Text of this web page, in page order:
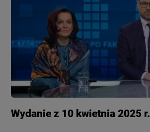
Wydanie z 10 kwietnia 2025 r.